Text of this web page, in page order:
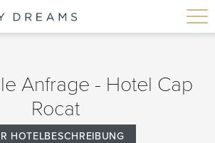
Anfrage - Hotel Cap
Rocat
HOTELBESCHREIBUNG